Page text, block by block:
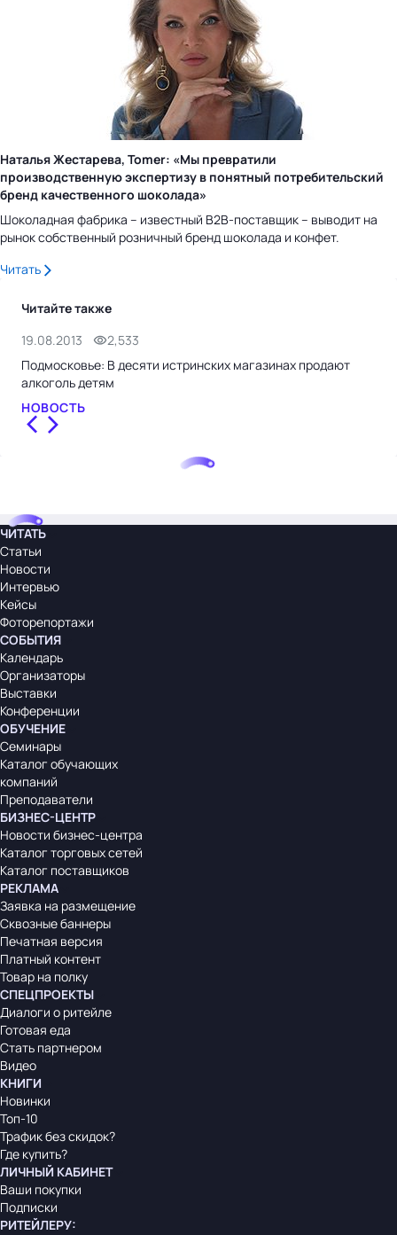
Наталья Жестарева, Tomer: «Мы превратили
производственную экспертизу в понятный потребительский
бренд качественного шоколада»
Шоколадная фабрика – известный B2B-поставщик – выводит на
рынок собственный розничный бренд шоколада и конфет.
Читать
Читайте также
19.08.2013
2,533
Подмосковье: В десяти истринских магазинах продают
алкоголь детям
НОВОСТЬ
ЧИТАТЬ
Статьи
Новости
Интервью
Кейсы
Фоторепортажи
СОБЫТИЯ
Календарь
Организаторы
Выставки
Конференции
ОБУЧЕНИЕ
Семинары
Каталог обучающих
компаний
Преподаватели
БИЗНЕС-ЦЕНТР
Новости бизнес-центра
Каталог торговых сетей
Каталог поставщиков
РЕКЛАМА
Заявка на размещение
Сквозные баннеры
Печатная версия
Платный контент
Товар на полку
СПЕЦПРОЕКТЫ
Диалоги о ритейле
Готовая еда
Стать партнером
Видео
КНИГИ
Новинки
Топ-10
Трафик без скидок?
Где купить?
ЛИЧНЫЙ КАБИНЕТ
Ваши покупки
Подписки
РИТЕЙЛЕРУ: